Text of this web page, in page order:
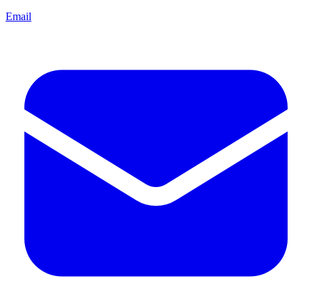
Email